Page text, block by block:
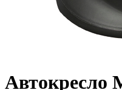
Автокресло